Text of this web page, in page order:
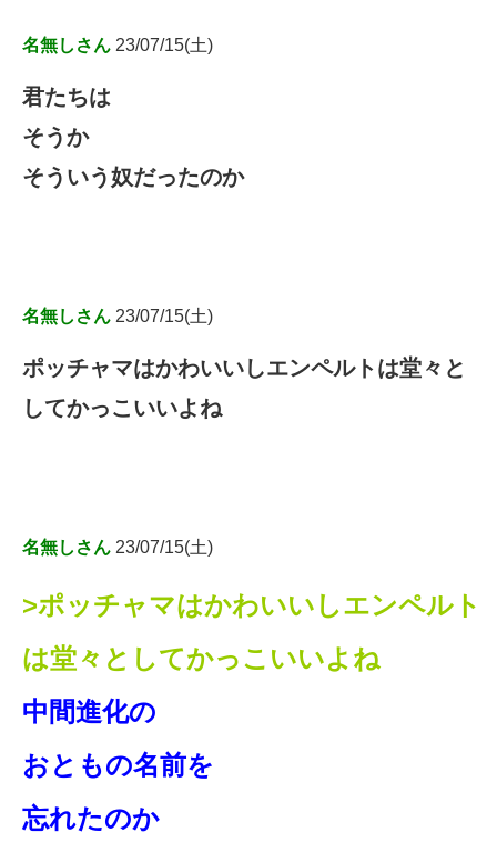
名無しさん 23/07/15(土)
君たちは
そうか
そういう奴だったのか
名無しさん 23/07/15(土)
ポッチャマはかわいいしエンペルトは堂々と
してかっこいいよね
名無しさん 23/07/15(土)
>ポッチャマはかわいいしエンペルト
は堂々としてかっこいいよね
中間進化の
おともの名前を
忘れたのか